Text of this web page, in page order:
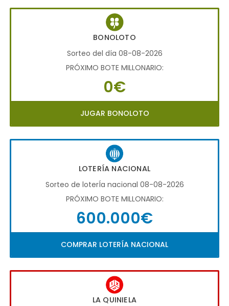
BONOLOTO
Sorteo del día 08-08-2026
PRÓXIMO BOTE MILLONARIO:
0€
JUGAR BONOLOTO
LOTERÍA NACIONAL
Sorteo de loterÍa nacional 08-08-2026
PRÓXIMO BOTE MILLONARIO:
600.000€
COMPRAR LOTERÍA NACIONAL
LA QUINIELA